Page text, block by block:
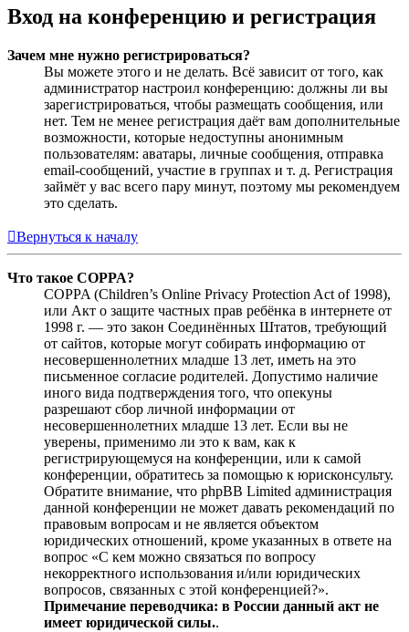
Вход на конференцию и регистрация
Зачем мне нужно регистрироваться?
Вы можете этого и не делать. Всё зависит от того, как
администратор настроил конференцию: должны ли вы
зарегистрироваться, чтобы размещать сообщения, или
нет. Тем не менее регистрация даёт вам дополнительные
возможности, которые недоступны анонимным
пользователям: аватары, личные сообщения, отправка
email-сообщений, участие в группах и т. д. Регистрация
займёт у вас всего пару минут, поэтому мы рекомендуем
это сделать.
Вернуться к началу
Что такое COPPA?
COPPA (Children’s Online Privacy Protection Act of 1998),
или Акт о защите частных прав ребёнка в интернете от
1998 г. — это закон Соединённых Штатов, требующий
от сайтов, которые могут собирать информацию от
несовершеннолетних младше 13 лет, иметь на это
письменное согласие родителей. Допустимо наличие
иного вида подтверждения того, что опекуны
разрешают сбор личной информации от
несовершеннолетних младше 13 лет. Если вы не
уверены, применимо ли это к вам, как к
регистрирующемуся на конференции, или к самой
конференции, обратитесь за помощью к юрисконсульту.
Обратите внимание, что phpBB Limited администрация
данной конференции не может давать рекомендаций по
правовым вопросам и не является объектом
юридических отношений, кроме указанных в ответе на
вопрос «С кем можно связаться по вопросу
некорректного использования и/или юридических
вопросов, связанных с этой конференцией?».
Примечание переводчика: в России данный акт не
имеет юридической силы..